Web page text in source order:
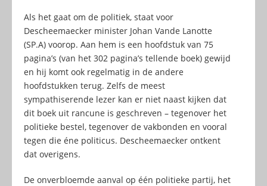
Als het gaat om de politiek, staat voor
Descheemaecker minister Johan Vande Lanotte
(SP.A) voorop. Aan hem is een hoofdstuk van 75
pagina’s (van het 302 pagina’s tellende boek) gewijd
en hij komt ook regelmatig in de andere
hoofdstukken terug. Zelfs de meest
sympathiserende lezer kan er niet naast kijken dat
dit boek uit rancune is geschreven – tegenover het
politieke bestel, tegenover de vakbonden en vooral
tegen die éne politicus. Descheemaecker ontkent
dat overigens.
De onverbloemde aanval op één politieke partij, het